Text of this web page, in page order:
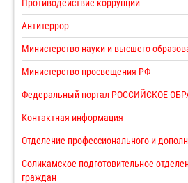
Противодействие коррупции
Антитеррор
Министерство науки и высшего
Министерство просвещения РФ
Федеральный портал РОССИЙСКОЕ
Контактная информация
Отделение профессионального и
Соликамское подготовительное
граждан